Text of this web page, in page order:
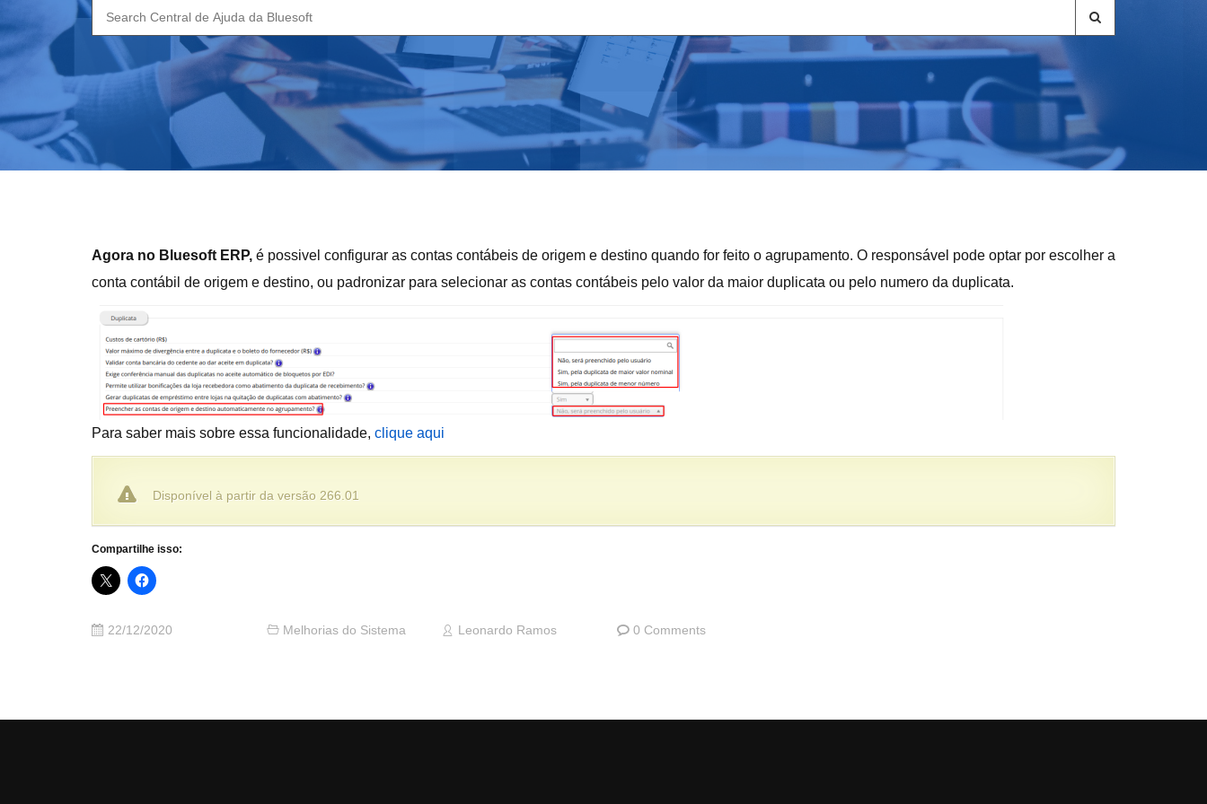
Search
for:
Agora no Bluesoft ERP, é possivel configurar as contas contábeis de origem e destino quando for feito o agrupamento. O responsável pode optar por escolher a
conta contábil de origem e destino, ou padronizar para selecionar as contas contábeis pelo valor da maior duplicata ou pelo numero da duplicata.
Para saber mais sobre essa funcionalidade, clique aqui
Disponível à partir da versão 266.01
Compartilhe isso:
22/12/2020 Melhorias do Sistema Leonardo Ramos 0 Comments